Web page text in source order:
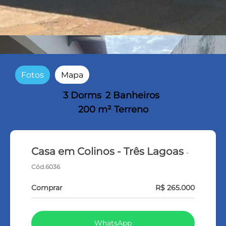
Fotos Mapa
3 Dorms 2 Banheiros
200 m² Terreno
Casa em Colinos - Três Lagoas-
Cód.6036
Comprar R$ 265.000
WhatsApp